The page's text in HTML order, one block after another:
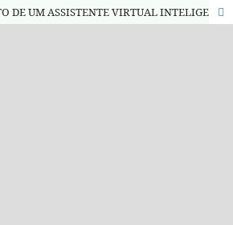
DESENVOLVIMENTO DE UM ASSISTENTE VIRTUAL INTELIGENTE PARA ATENDIMENTO INSTITUCIONAL NO IFPE